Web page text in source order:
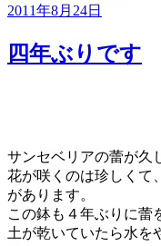
投
日:
2011年8月24日
四年ぶりです
サンセベリアの蕾が久
花が咲くのは珍しくて
があります。
この鉢も４年ぶりに蕾
土が乾いていたら水を